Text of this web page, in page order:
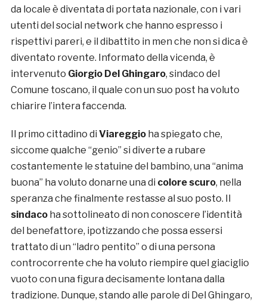
da locale è diventata di portata nazionale, con i vari
utenti del social network che hanno espresso i
rispettivi pareri, e il dibattito in men che non si dica è
diventato rovente. Informato della vicenda, è
intervenuto Giorgio Del Ghingaro, sindaco del
Comune toscano, il quale con un suo post ha voluto
chiarire l’intera faccenda.
Il primo cittadino di Viareggioha spiegato che,
siccome qualche “genio” si diverte a rubare
costantemente le statuine del bambino, una “anima
buona” ha voluto donarne una di colore scuro, nella
speranza che finalmente restasse al suo posto. Il
sindacoha sottolineato di non conoscere l’identità
del benefattore, ipotizzando che possa essersi
trattato di un “ladro pentito” o di una persona
controcorrente che ha voluto riempire quel giaciglio
vuoto con una figura decisamente lontana dalla
tradizione. Dunque, stando alle parole di Del Ghingaro,